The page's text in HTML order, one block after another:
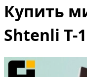
Купить
Shtenli T-